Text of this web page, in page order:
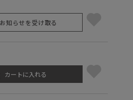
知らせを受け取る
カートに入れる